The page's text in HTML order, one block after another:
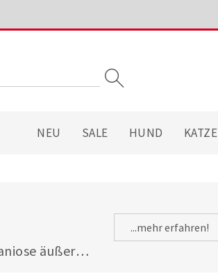
NEU SALE HUND KATZE
äußert
...mehr erfahren!